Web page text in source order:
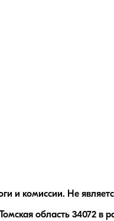
и комиссии. Не
Томская область 34072 в